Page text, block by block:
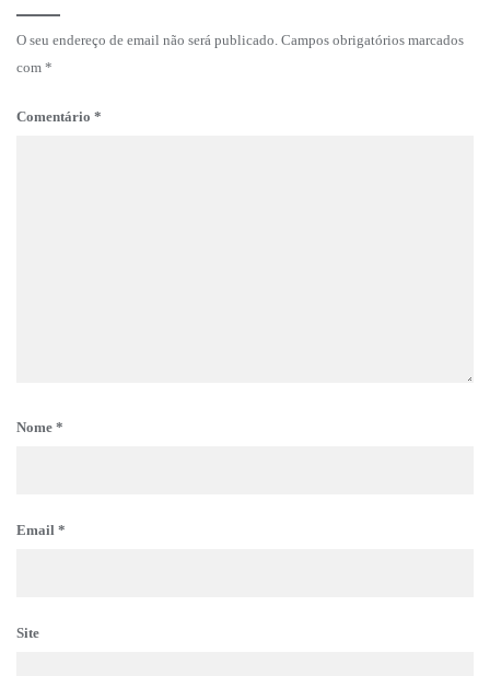
O seu endereço de email não será publicado. Campos obrigatórios marcados
com *
Comentário *
Nome *
Email *
Site